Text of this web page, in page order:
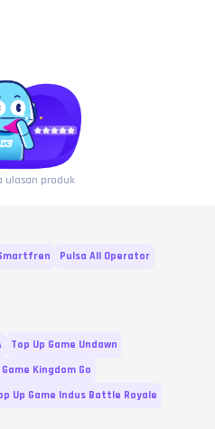
ulasan produk
Pulsa All Operator
Top Up Game Undawn
Kingdom Go
Up Game Indus Battle Royale